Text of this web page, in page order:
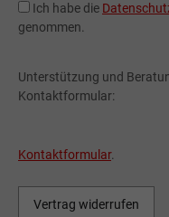
Ich habe die
genommen.
Unterstützung und
Kontaktformular:
Kontaktformular.
Vertrag widerrufen